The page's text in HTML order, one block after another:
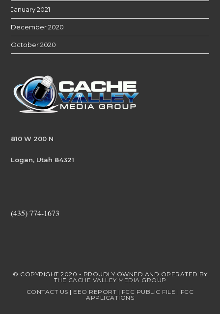
January 2021
December 2020
October 2020
810 W 200 N
Logan, Utah 84321
(435) 774-1673
© COPYRIGHT 2020 - PROUDLY OWNED AND OPERATED BY
THE CACHE VALLEY MEDIA GROUP
CONTACT US | EEO REPORT | FCC PUBLIC FILE | FCC
APPLICATIONS